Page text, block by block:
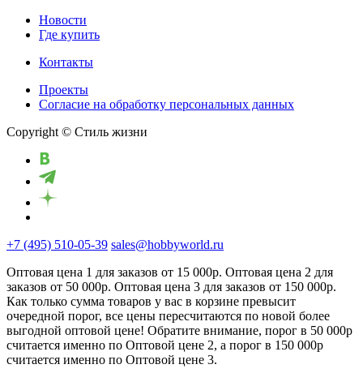
Новости
Где купить
Контакты
Проекты
Cогласие на обработку персональных данных
Copyright © Стиль жизни
+7 (495) 510-05-39 sales@hobbyworld.ru
Оптовая цена 1 для заказов от 15 000р. Оптовая цена 2 для
заказов от 50 000р. Оптовая цена 3 для заказов от 150 000р.
Как только сумма товаров у вас в корзине превысит
очередной порог, все цены пересчитаются по новой более
выгодной оптовой цене! Обратите внимание, порог в 50 000р
считается именно по Оптовой цене 2, а порог в 150 000р
считается именно по Оптовой цене 3.